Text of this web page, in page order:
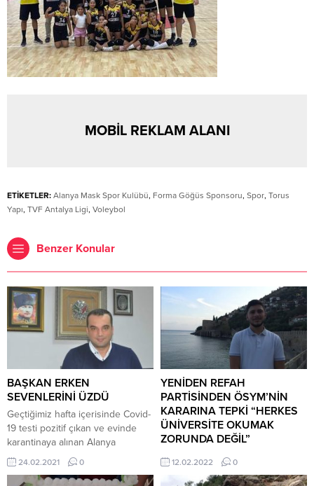
MOBİL REKLAM ALANI
ETİKETLER: Alanya Mask Spor Kulübü, Forma Göğüs Sponsoru, Spor, Torus
Yapı, TVF Antalya Ligi, Voleybol
Benzer Konular
BAŞKAN ERKEN
SEVENLERİNİ ÜZDÜ
Geçtiğimiz hafta içerisinde Covid-
19 testi pozitif çıkan ve evinde
karantinaya alınan Alanya
Belediyespor Kulübü Başkanı
Mehmet Erken, dün akşam
24.02.2021 0
YENİDEN REFAH
PARTİSİNDEN ÖSYM’NİN
KARARINA TEPKİ “HERKES
ÜNİVERSİTE OKUMAK
ZORUNDA DEĞİL”
ÖSYM’nin TYT ve AYT sınavında
baraj puanının kaldırması üzerine
12.02.2022 0